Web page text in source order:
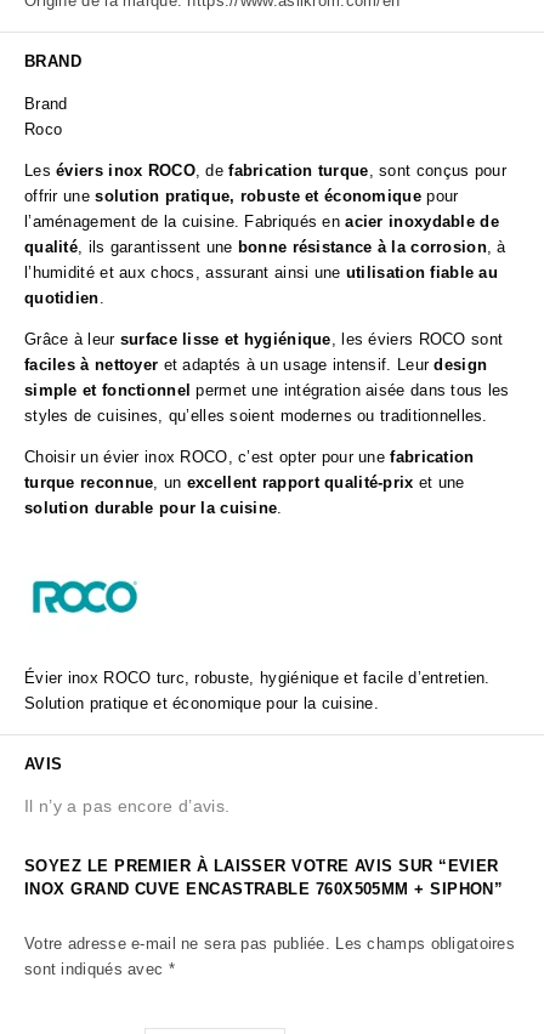
BRAND
Brand
Roco
Leséviers inox ROCO, defabrication turque, sont conçus pour
offrir unesolution pratique, robuste et économiquepour
l’aménagement de la cuisine. Fabriqués enacier inoxydable de
qualité, ils garantissent une bonne résistance à la corrosion, à
l’humidité et aux chocs, assurant ainsi une utilisation fiable au
quotidien.
Grâce à leur surface lisse et hygiénique, les éviers ROCO sont
faciles à nettoyer et adaptés à un usage intensif. Leurdesign
simple et fonctionnel permet une intégration aisée dans tous les
styles de cuisines, qu’elles soient modernes ou traditionnelles.
Choisir un évier inox ROCO, c’est opter pour unefabrication
turque reconnue, un excellent rapport qualité-prix et une
solution durable pour la cuisine.
Évier inox ROCO turc, robuste, hygiénique et facile d’entretien.
Solution pratique et économique pour la cuisine.
AVIS
Il n’y a pas encore d’avis.
SOYEZ LE PREMIER À LAISSER VOTRE AVIS SUR “EVIER
INOX GRAND CUVE ENCASTRABLE 760X505MM + SIPHON”
Votre adresse e-mail ne sera pas publiée. Les champs obligatoires
sont indiqués avec *